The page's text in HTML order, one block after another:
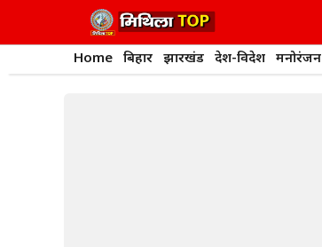
Home बिहार झारखंड देश-विदेश मनोरंजन